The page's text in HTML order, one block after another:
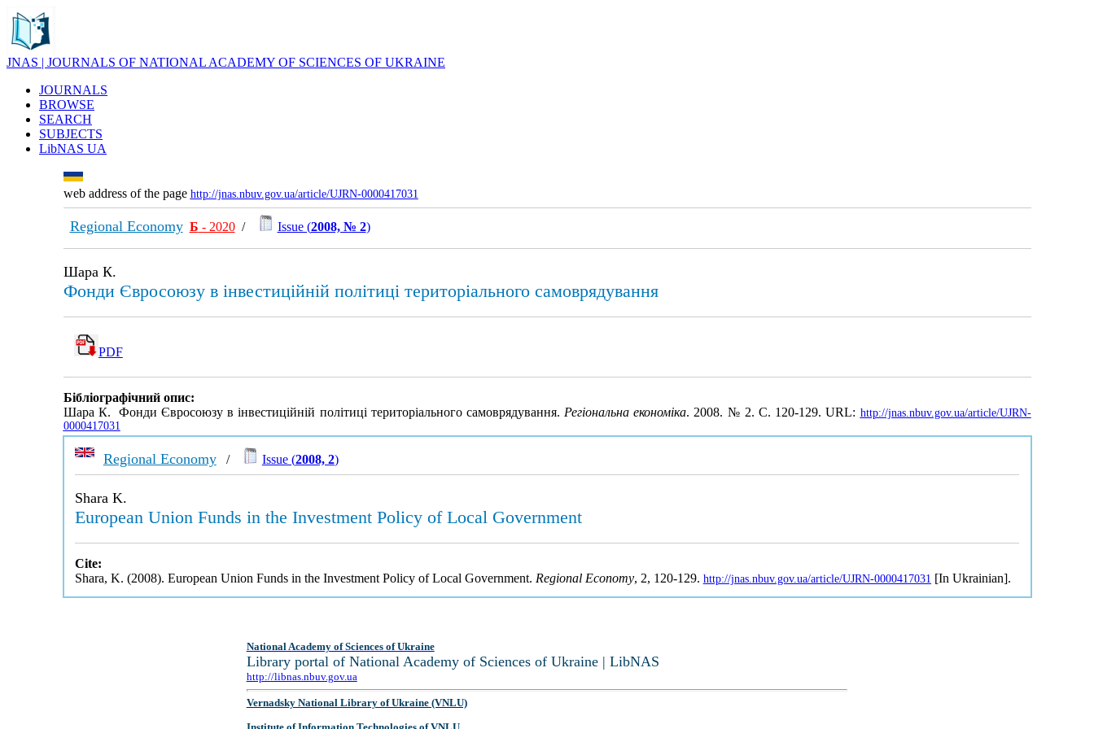
JNAS | JOURNALS OF NATIONAL ACADEMY OF SCIENCES OF UKRAINE
JOURNALS
BROWSE
SEARCH
SUBJECTS
LibNAS UA
web address of the page http://jnas.nbuv.gov.ua/article/UJRN-0000417031
Regional Economy Б - 2020/ Issue (2008, № 2)
Шара К.
Фонди Євросоюзу в інвестиційній політиці територіального самоврядування
PDF
Бібліографічний опис:
Шара К. Фонди Євросоюзу в інвестиційній політиці територіального самоврядування.Регіональна економіка. 2008. № 2. С. 120-129. URL: http://jnas.nbuv.gov.ua/article/UJRN-
0000417031
Regional Economy/ Issue (2008, 2)
Shara K.
European Union Funds in the Investment Policy of Local Government
Cite:
Shara, K. (2008). European Union Funds in the Investment Policy of Local Government. Regional Economy, 2, 120-129. http://jnas.nbuv.gov.ua/article/UJRN-0000417031 [In Ukrainian].
National Academy of Sciences of Ukraine
Library portal of National Academy of Sciences of Ukraine | LibNAS
http://libnas.nbuv.gov.ua
Vernadsky National Library of Ukraine (VNLU)